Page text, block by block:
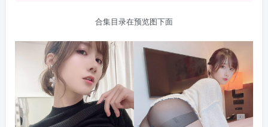
合集目录在预览图下面